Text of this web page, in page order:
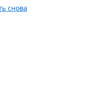
снова